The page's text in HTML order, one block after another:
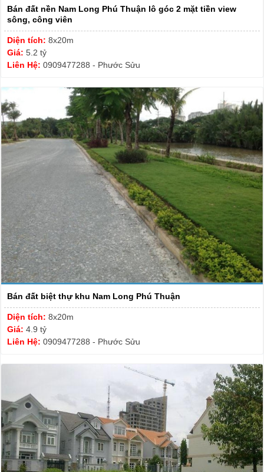
Bán đất nền Nam Long Phú Thuận lô góc 2 mặt tiền view
sông, công viên
Diện tích: 8x20m
Giá: 5.2 tỷ
Liên Hệ: 0909477288 - Phước Sửu
Bán đất biệt thự khu Nam Long Phú Thuận
Diện tích: 8x20m
Giá: 4.9 tỷ
Liên Hệ: 0909477288 - Phước Sửu